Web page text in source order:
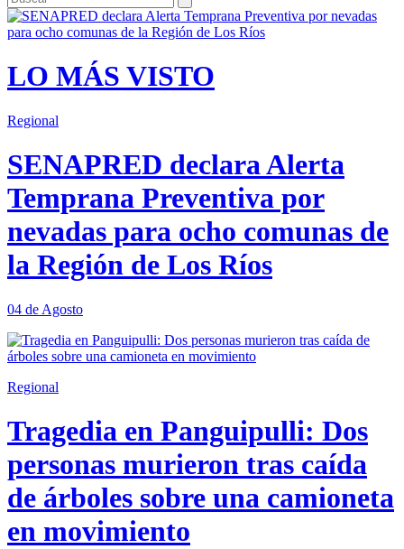
LO MÁS VISTO
Regional
SENAPRED declara Alerta
Temprana Preventiva por
nevadas para ocho comunas de
la Región de Los Ríos
04 de Agosto
Regional
Tragedia en Panguipulli: Dos
personas murieron tras caída
de árboles sobre una camioneta
en movimiento